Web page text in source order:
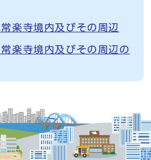
楽寺境内及びその周辺
楽寺境内及びその周辺の